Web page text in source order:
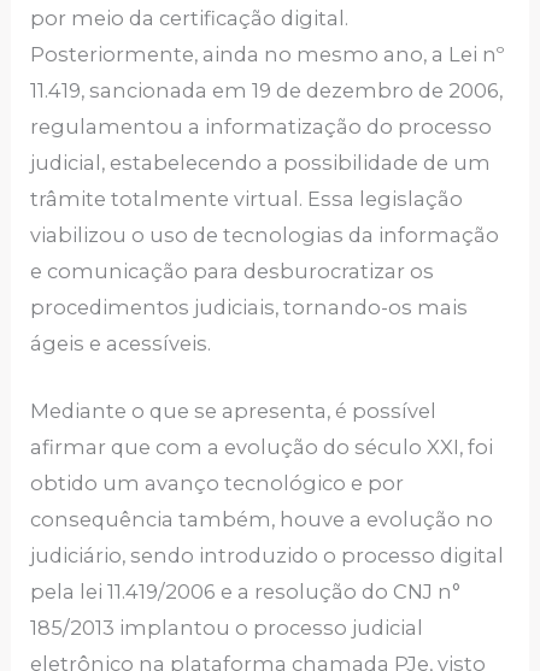
por meio da certificação digital.
Posteriormente, ainda no mesmo ano, a Lei nº
11.419, sancionada em 19 de dezembro de 2006,
regulamentou a informatização do processo
judicial, estabelecendo a possibilidade de um
trâmite totalmente virtual. Essa legislação
viabilizou o uso de tecnologias da informação
e comunicação para desburocratizar os
procedimentos judiciais, tornando-os mais
ágeis e acessíveis.
Mediante o que se apresenta, é possível
afirmar que com a evolução do século XXI, foi
obtido um avanço tecnológico e por
consequência também, houve a evolução no
judiciário, sendo introduzido o processo digital
pela lei 11.419/2006 e a resolução do CNJ n°
185/2013 implantou o processo judicial
eletrônico na plataforma chamada PJe, visto